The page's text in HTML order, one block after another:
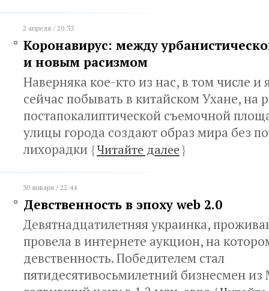
2 апреля / 20:33
Коронавирус: между
и новым расизмом
Наверняка кое-кто из нас, в том числе и
сейчас побывать в китайском Ухане, на
постапокалиптической съемочной
улицы города создают образ мира без
лихорадки {Читайте далее}
30 января / 22:44
Девственность в эпоху web 2.0
Девятнадцатилетняя украинка,
провела в интернете аукцион, на
девственность. Победителем стал
пятидесятивосьмилетний бизнесмен